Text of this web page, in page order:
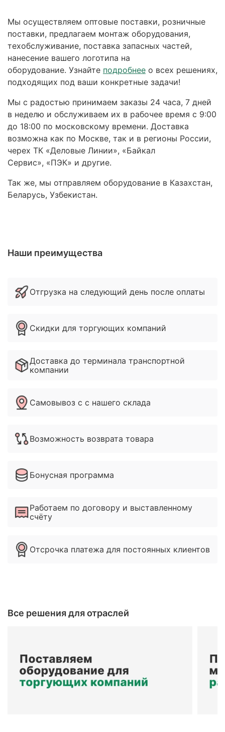
Мы осуществляем оптовые поставки, розничные
поставки, предлагаем монтаж оборудования,
техобслуживание, поставка запасных частей,
нанесение вашего логотипа на
оборудование. Узнайте подробнее о всех решениях,
подходящих под ваши конкретные задачи!
Мы с радостью принимаем заказы 24 часа, 7 дней
в неделю и обслуживаем их в рабочее время с 9:00
до 18:00 по московскому времени. Доставка
возможна как по Москве, так и в регионы России,
черех ТК «Деловые Линии», «Байкал
Сервис», «ПЭК» и другие.
Так же, мы отправляем оборудование в Казахстан,
Беларусь, Узбекистан.
Наши преимущества
Отгрузка на следующий день после оплаты
Скидки для торгующих компаний
Доставка до терминала транспортной
компании
Самовывоз с с нашего склада
Возможность возврата товара
Бонусная программа
Работаем по договору и выставленному
счёту
Отсрочка платежа для постоянных клиентов
Все решения для отраслей